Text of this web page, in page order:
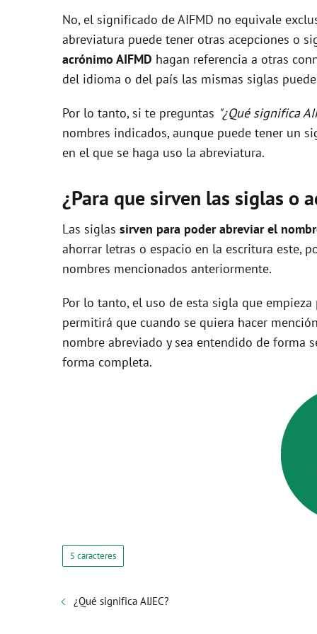
V
i
d
o
No, el significado de AIFMD no equivale
abreviatura puede tener otras acepciones o
acrónimo AIFMD hagan referencia a otras
del idioma o del país las mismas siglas
Por lo tanto, si te preguntas "¿Qué significa
nombres indicados, aunque puede tener un
en el que se haga uso la abreviatura.
¿Para que sirven las siglas o
Las siglas sirven para poder abreviar el
ahorrar letras o espacio en la escritura este,
nombres mencionados anteriormente.
Por lo tanto, el uso de esta sigla que empieza
permitirá que cuando se quiera hacer
nombre abreviado y sea entendido de forma
forma completa.
5 caracteres
¿Qué significa AIJEC?